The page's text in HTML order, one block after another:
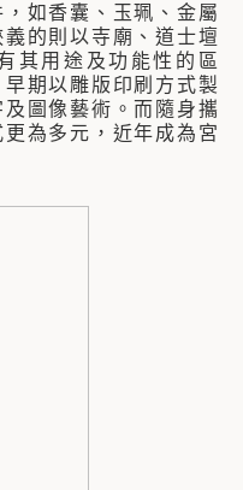
如香囊、玉珮、金屬
的則以寺廟、道士壇
其用途及功能性的區
期以雕版印刷方式製
圖像藝術。而隨身攜
為多元，近年成為宮